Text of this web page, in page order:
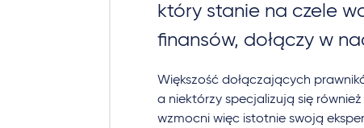
który stanie na czele
finansów, dołączy w
Większość dołączających
a niektórzy specjalizują się
wzmocni więc istotnie swoją